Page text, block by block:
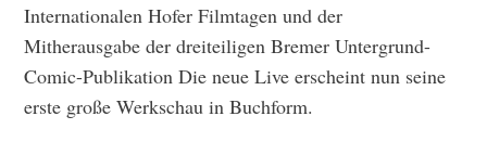
Internationalen Hofer Filmtagen und der
Mitherausgabe der dreiteiligen Bremer Untergrund-
Comic-Publikation Die neue Live erscheint nun seine
erste große Werkschau in Buchform.